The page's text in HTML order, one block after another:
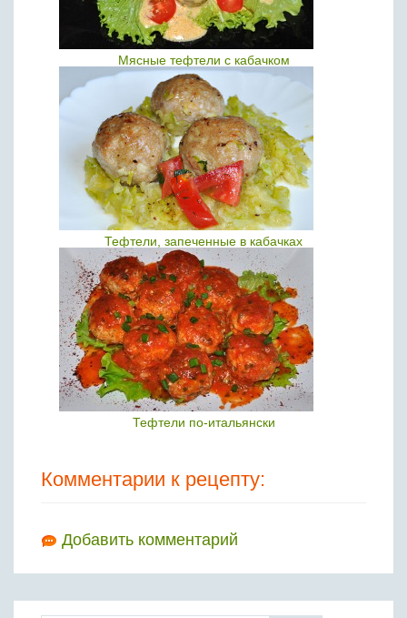
Мясные тефтели с кабачком
Тефтели, запеченные в кабачках
Тефтели по-итальянски
Комментарии к рецепту:
Добавить комментарий